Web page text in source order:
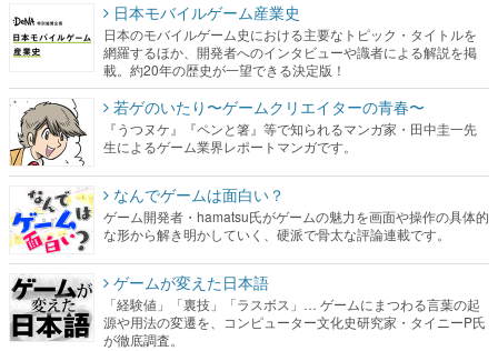
日本モバイルゲーム産業史
日本のモバイルゲーム史における主要なトピック・タイトルを
網羅するほか、開発者へのインタビューや識者による解説を掲
載。約20年の歴史が一望できる決定版！
若ゲのいたり〜ゲームクリエイターの青春〜
『うつヌケ』『ペンと箸』等で知られるマンガ家・田中圭一先
生によるゲーム業界レポートマンガです。
なんでゲームは面白い？
ゲーム開発者・hamatsu氏がゲームの魅力を画面や操作の具体的
な形から解き明かしていく、硬派で骨太な評論連載です。
ゲームが変えた日本語
「経験値」「裏技」「ラスボス」… ゲームにまつわる言葉の起
源や用法の変遷を、コンピューター文化史研究家・タイニーP氏
が徹底調査。